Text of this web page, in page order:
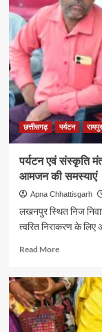
विजेता
ज्ञानेश्वरी
यादव
शिक्षा
मंत्री
गजेंद्र
यादव
ने
की
छत्तीसगढ़ पर्यटन रायपुर
पर्यटन एवं संस्कृति
आमजन की समस्याएं
Apna Chhattisgarh
लखनपुर स्थित निज
त्वरित निराकरण के लिए
Read MoreRead
पर्यटन
एवं
संस्कृति
मंत्री